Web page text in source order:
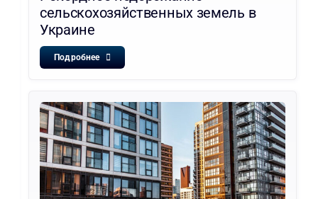
сельскохозяйственных земель в
Украине
Подробнее